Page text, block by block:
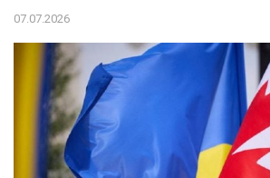
07.07.2026